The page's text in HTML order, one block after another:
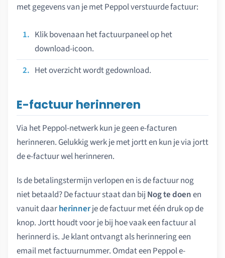
met gegevens van je met Peppol verstuurde factuur:
Klik bovenaan het factuurpaneel op het
download-icoon.
Het overzicht wordt gedownload.
E-factuur herinneren
Via het Peppol-netwerk kun je geen e-facturen
herinneren. Gelukkig werk je met jortt en kun je via jortt
de e-factuur wel herinneren.
Is de betalingstermijn verlopen en is de factuur nog
niet betaald? De factuur staat dan bij Nog te doenen
vanuit daarherinnerje de factuur met één druk op de
knop. Jortt houdt voor je bij hoe vaak een factuur al
herinnerd is. Je klant ontvangt als herinnering een
email met factuurnummer. Omdat een Peppol e-